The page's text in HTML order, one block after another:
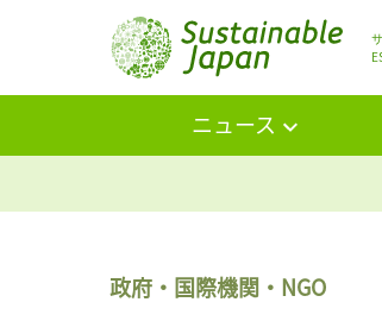
ニュース
政府・国際機関・NGO